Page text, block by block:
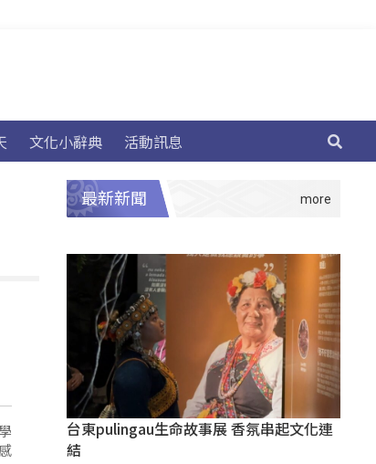
文化小辭典 活動訊息
最新新聞
台東pulingau生命故事展 香氛串起文化連
結